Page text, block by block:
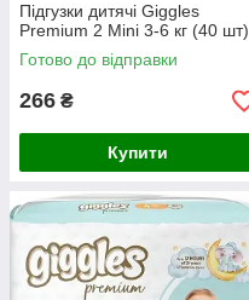
Підгузки дитячі Giggles
Premium 2 Mini 3-6 кг (40 шт)
Готово до відправки
266 ₴
Купити